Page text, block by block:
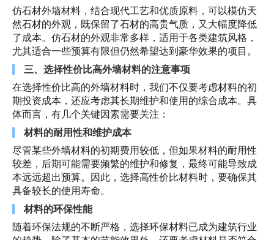
仿石材外墙材料，结合现代工艺和优质原料，可以模仿天
然石材的外观，既保留了石材的高贵气质，又大幅度降低
了成本。仿石材的外观非常多样，适用于各类建筑风格，
尤其适合一些预算有限但仍然希望达到豪华效果的项目。
三、选择性价比高外墙材料的注意事项
在选择性价比高的外墙材料时，我们不仅要考虑材料的初
期投资成本，还应考虑其长期维护和使用的综合成本。具
体而言，有几个关键因素需要关注：
材料的耐用性和维护成本
尽管某些外墙材料的初期费用较低，但如果材料的耐用性
较差，后期可能需要频繁的维护和修复，最终可能导致成
本远远超出预算。因此，选择高性价比材料时，要确保其
具备较长的使用寿命。
材料的环保性能
随着环保法规的不断严格，选择环保材料已成为建筑行业